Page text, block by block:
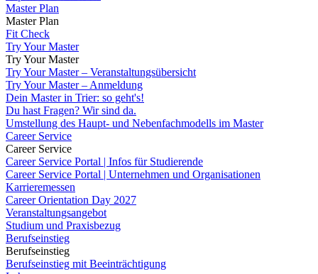
Master Plan
Master Plan
Fit Check
Try Your Master
Try Your Master
Try Your Master – Veranstaltungsübersicht
Try Your Master – Anmeldung
Dein Master in Trier: so geht's!
Du hast Fragen? Wir sind da.
Umstellung des Haupt- und Nebenfachmodells im Master
Career Service
Career Service
Career Service Portal | Infos für Studierende
Career Service Portal | Unternehmen und Organisationen
Karrieremessen
Career Orientation Day 2027
Veranstaltungsangebot
Studium und Praxisbezug
Berufseinstieg
Berufseinstieg
Berufseinstieg mit Beeinträchtigung